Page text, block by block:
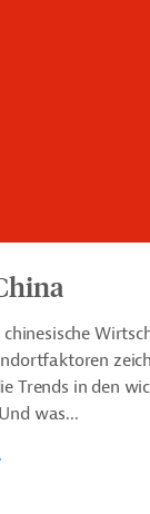
Trends in den
was...